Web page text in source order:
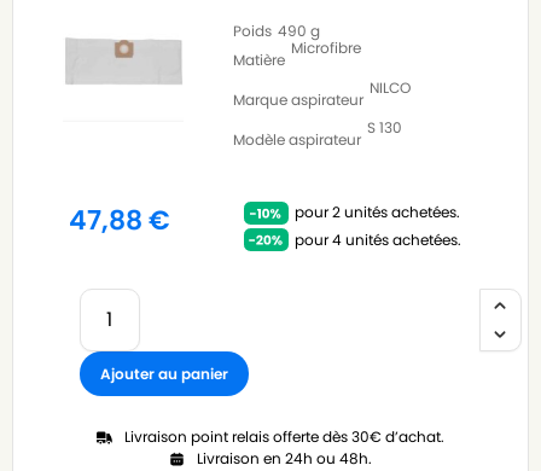
Poids 490 g
Matière
Microfibre
Marque aspirateur
NILCO
Modèle aspirateur
S 130
47,88€
pour 2 unités achetées.
pour 4 unités achetées.
Ajouter au panier
Livraison point relais offerte dès 30€ d’achat.
Livraison en 24h ou 48h.